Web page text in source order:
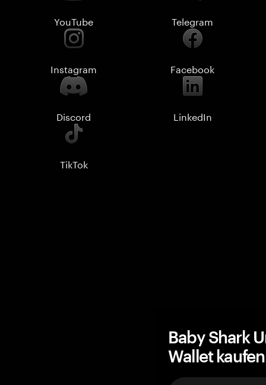
YouTube Telegram
Instagram Facebook
Discord LinkedIn
TikTok
Baby Shark
Wallet